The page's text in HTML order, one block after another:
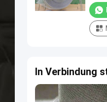
In Verbindung